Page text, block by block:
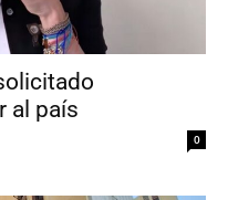
al país
0